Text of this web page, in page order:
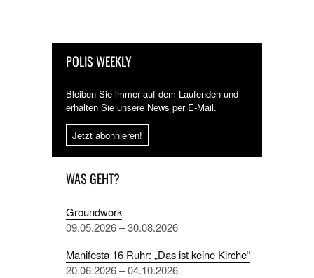
POLIS WEEKLY
Bleiben Sie immer auf dem Laufenden und
erhalten Sie unsere News per E-Mail.
Jetzt abonnieren!
WAS GEHT?
Groundwork
09.05.2026 – 30.08.2026
Manifesta 16 Ruhr: „Das ist keine Kirche“
20.06.2026 – 04.10.2026